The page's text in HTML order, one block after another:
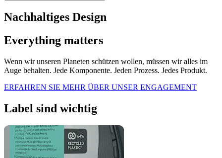
Nachhaltiges Design
Everything matters
Wenn wir unseren Planeten schützen wollen, müssen wir alles im
Auge behalten. Jede Komponente. Jeden Prozess. Jedes Produkt.
ERFAHREN SIE MEHR ÜBER UNSER ENGAGEMENT
Label sind wichtig